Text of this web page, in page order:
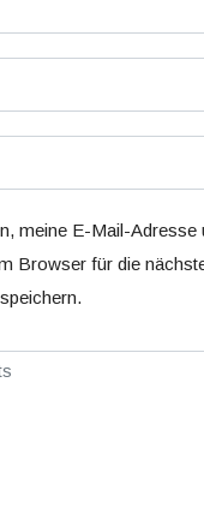
meine E-Mail-Adresse
Browser für die